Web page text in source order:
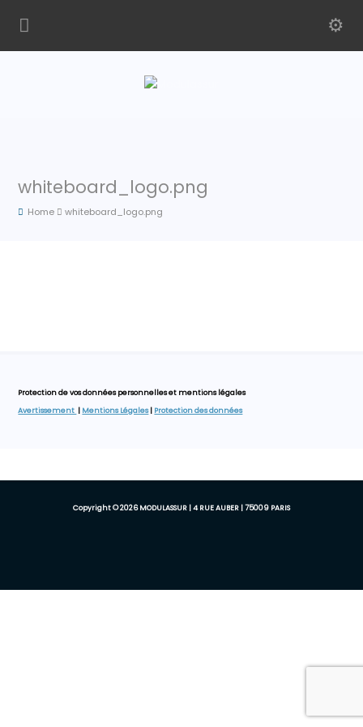
whiteboard_logo.png
Home whiteboard_logo.png
Protection de vos données personnelles et mentions légales
Avertissement | Mentions Légales| Protection des données
Copyright © 2026 MODULASSUR | 4 RUE AUBER | 75009 PARIS